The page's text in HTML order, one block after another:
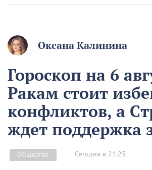
Оксана Калинина
Гороскоп на 6
Ракам стоит
конфликтов, а
ждет поддержка
Общество Сегодня в 21:25